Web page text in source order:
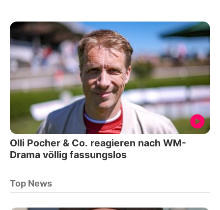
Olli Pocher & Co. reagieren nach WM-
Drama völlig fassungslos
Top News